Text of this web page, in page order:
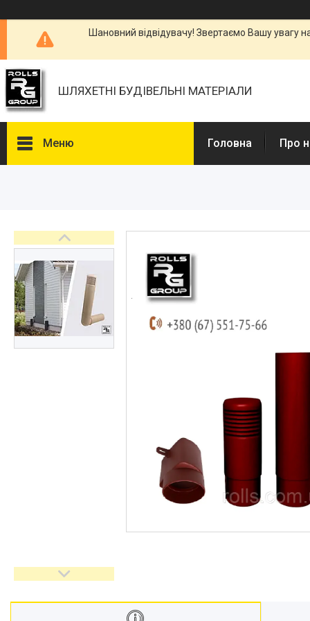
Шановний відвідувачу! Звертаємо Вашу увагу
ШЛЯХЕТНІ БУДІВЕЛЬНІ МАТЕРІАЛИ
Меню
Новини
Статті
Головна Про